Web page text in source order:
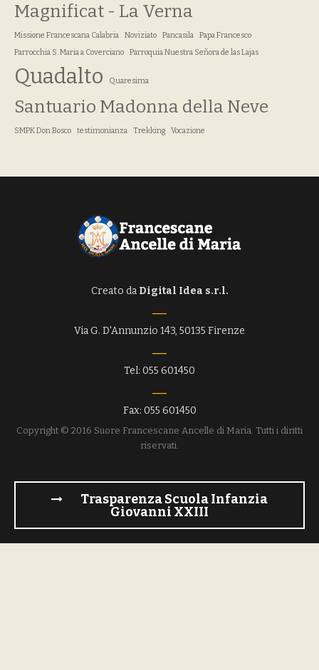
Magnificat - La Verna
Missione Francescana Calabria Noviziato Pancasila
Papa Francesco
Parrocchia S. Maria a Coverciano
Parroquia Nuestra Señora de las Lajas
Quadalto Quaresima
Santuario Madonna della Neve
SMPK Don Bosco testimonianza Trekking Vocazione
Creato da Digital Idea s.r.l.
Via G. D'Annunzio 143, 50135 Firenze
Tel: 055 601450
Fax: 055 601450
Copyright © 2016 Suore Francescane Ancelle di Maria. Tutti i diritti
riservati.
Trasparenza Scuola Infanzia
Giovanni XXIII